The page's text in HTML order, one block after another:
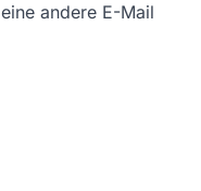
andere E-Mail